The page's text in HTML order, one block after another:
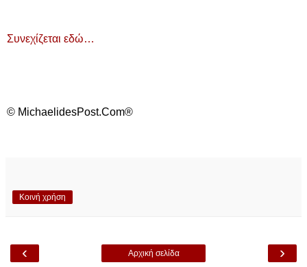
Συνεχίζεται εδώ…
© MichaelidesPost.Com®
Κοινή χρήση
‹ ›
Αρχική σελίδα